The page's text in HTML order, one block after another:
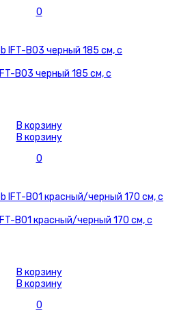
0
B03 черный 185 см, с
В корзину
В корзину
0
B01 красный/черный 170 см, с
В корзину
В корзину
0